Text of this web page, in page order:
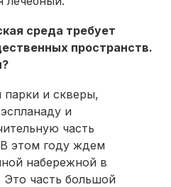
среда требует
пространств.
и скверы,
и
часть
этом году ждем
набережной в
часть большой